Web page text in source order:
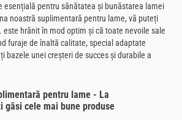
esențială pentru sănătatea și bunăstarea lamei
noastră suplimentară pentru lame, vă puteți
este hrănit în mod optim și că toate nevoile sale
furaje de înaltă calitate, special adaptate
bazele unei creșteri de succes și durabile a
pentru lame - La
găsi cele mai bune produse